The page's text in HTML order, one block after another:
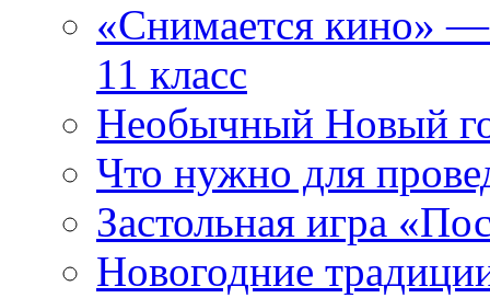
«Снимается кино» —
11 класс
Необычный Новый
Что нужно для
Застольная игра
Новогодние